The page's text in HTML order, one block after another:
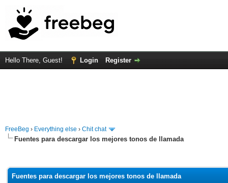
Hello There, Guest! Login Register
FreeBeg › Everything else › Chit chat
Fuentes para descargar los mejores tonos de llamada
Fuentes para descargar los mejores tonos de llamada